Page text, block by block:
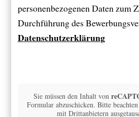
personenbezogenen Daten zum
Durchführung des
Datenschutzerklärung
Sie müssen den Inhalt von
Formular abzuschicken. Bitte
mit Drittanbietern